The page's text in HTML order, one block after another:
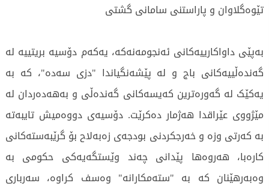
تێوەگلاوان و پاراستنی سامانی گشتی
بەپێی داواکارییەکانی ئەنجومەنەکە، یەکەم دۆسیە بریتییە لە
گەندەڵییەکانی باج و لە پێشەنگیاندا "دزی سەدە"، کە بە
یەکێک لە گەورەترین کەیسەکانی گەندەڵی و بەهەدەردان لە
مێژووی عێراقدا هەژمار دەکرێت. دۆسیەی دووەمیش تایبەتە
بە کەرتی وزە و خەرجکردنی بودجەی زەبەلاح بۆ گرێبەستەکانی
کارەبا، هەروەها پێدانی چەند وێستگەیەکی حکومی بە
وەبەرهێنان کە بە "ستەمکارانە" وەسف کراوە، سەرباری